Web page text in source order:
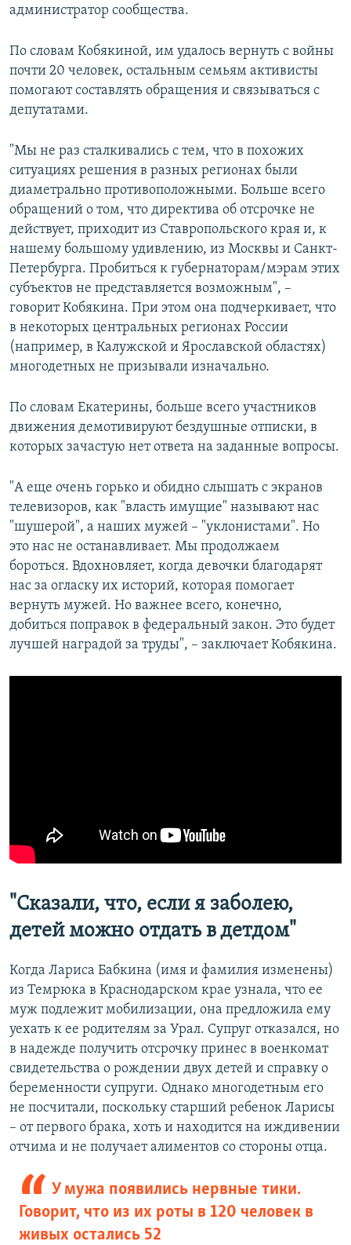
администратор сообщества.
По словам Кобякиной, им удалось вернуть с войны
почти 20 человек, остальным семьям активисты
помогают составлять обращения и связываться с
депутатами.
"Мы не раз сталкивались с тем, что в похожих
ситуациях решения в разных регионах были
диаметрально противоположными. Больше всего
обращений о том, что директива об отсрочке не
действует, приходит из Ставропольского края и, к
нашему большому удивлению, из Москвы и Санкт-
Петербурга. Пробиться к губернаторам/мэрам этих
субъектов не представляется возможным", –
говорит Кобякина. При этом она подчеркивает, что
в некоторых центральных регионах России
(например, в Калужской и Ярославской областях)
многодетных не призывали изначально.
По словам Екатерины, больше всего участников
движения демотивируют бездушные отписки, в
которых зачастую нет ответа на заданные вопросы.
"А еще очень горько и обидно слышать с экранов
телевизоров, как "власть имущие" называют нас
"шушерой", а наших мужей – "уклонистами". Но
это нас не останавливает. Мы продолжаем
бороться. Вдохновляет, когда девочки благодарят
нас за огласку их историй, которая помогает
вернуть мужей. Но важнее всего, конечно,
добиться поправок в федеральный закон. Это будет
лучшей наградой за труды", – заключает Кобякина.
"Сказали, что, если я заболею,
детей можно отдать в детдом"
Когда Лариса Бабкина (имя и фамилия изменены)
из Темрюка в Краснодарском крае узнала, что ее
муж подлежит мобилизации, она предложила ему
уехать к ее родителям за Урал. Супруг отказался, но
в надежде получить отсрочку принес в военкомат
свидетельства о рождении двух детей и справку о
беременности супруги. Однако многодетным его
не посчитали, поскольку старший ребенок Ларисы
– от первого брака, хоть и находится на иждивении
отчима и не получает алиментов со стороны отца.
У мужа появились нервные тики.
Говорит, что из их роты в 120 человек в
живых остались 52